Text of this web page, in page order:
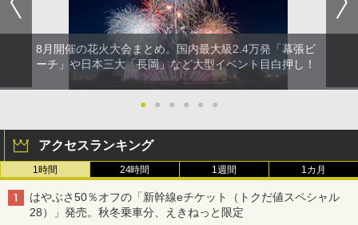
8月開催の花火大会まとめ。国内最大級2.4万発「幕張ビ
ーチ」や日本三大「長岡」など大型イベント目白押し！
● ● ● ● ● ●
アクセスランキング
1時間 24時間 1週間 1カ月
はやぶさ50％オフの「新幹線eチケット（トクだ値スペシャル
28）」発売。秋冬乗車分、えきねっと限定